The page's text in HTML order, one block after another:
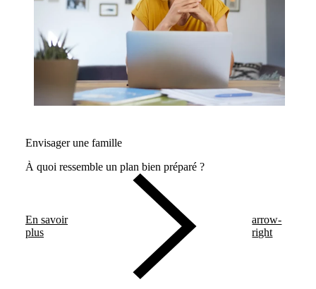
Envisager une famille
À quoi ressemble un plan bien préparé ?
En savoir
plus
arrow-
right